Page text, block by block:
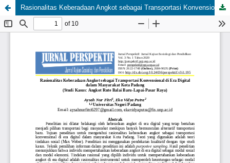
Rasionalitas Keberadaan Angkot sebagai Transportasi Konvensional di Era Digital dalam Masyarakat Kota Padang (Studi Kasus: Angkot Rute Balai Baru-Lapai-Pasar Raya)